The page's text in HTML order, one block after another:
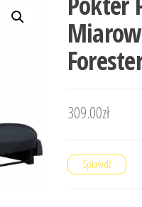
309.00zł
Sprawdź